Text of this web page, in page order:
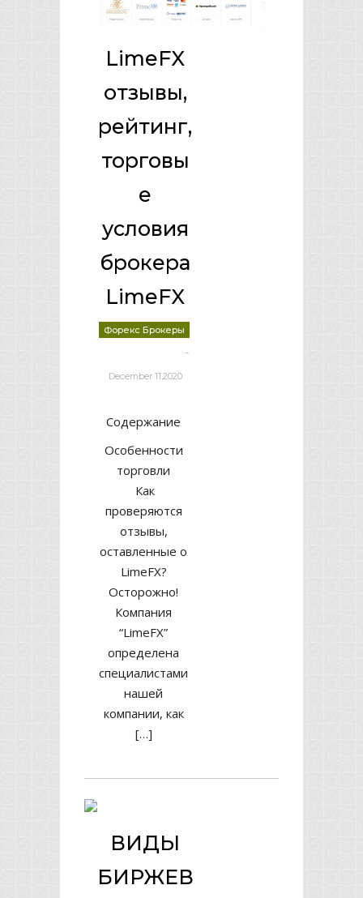
LimeFX
отзывы,
рейтинг,
торговы
е
условия
брокера
LimeFX
Форекс Брокеры
-
December 11,2020
Содержание
Особенности
торговли
Как
проверяются
отзывы,
оставленные о
LimeFX?
Осторожно!
Компания
“LimeFX”
определена
специалистами
нашей
компании, как
[…]
ВИДЫ
БИРЖЕВ